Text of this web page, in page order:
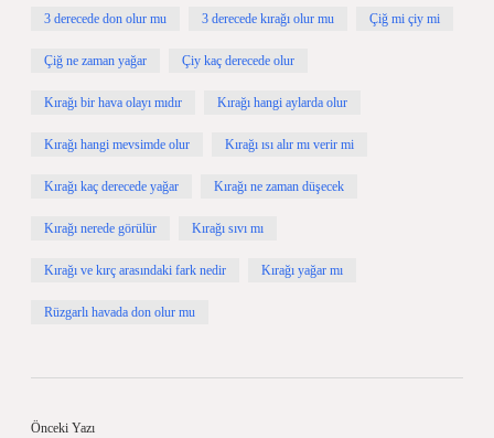
3 derecede don olur mu 3 derecede kırağı olur mu Çiğ mi çiy mi
Çiğ ne zaman yağar Çiy kaç derecede olur
Kırağı bir hava olayı mıdır Kırağı hangi aylarda olur
Kırağı hangi mevsimde olur Kırağı ısı alır mı verir mi
Kırağı kaç derecede yağar Kırağı ne zaman düşecek
Kırağı nerede görülür Kırağı sıvı mı
Kırağı ve kırç arasındaki fark nedir Kırağı yağar mı
Rüzgarlı havada don olur mu
Önceki Yazı